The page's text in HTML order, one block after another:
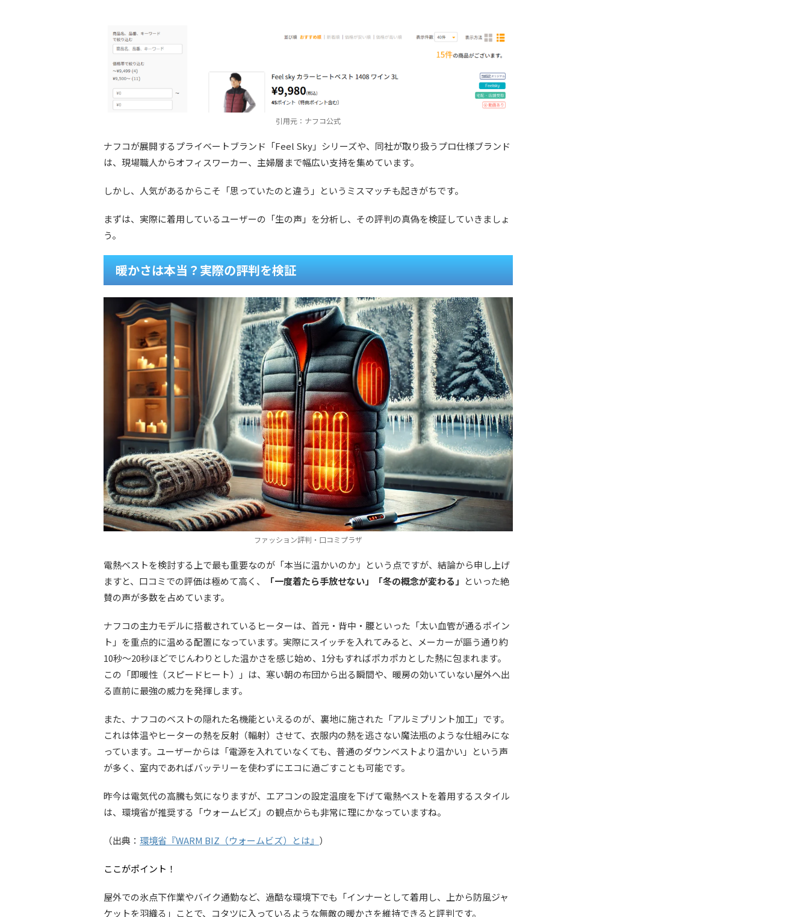
引用元：ナフコ公式
ナフコが展開するプライベートブランド「Feel Sky」シリーズや、同社が取り扱うプロ仕様ブランド
は、現場職人からオフィスワーカー、主婦層まで幅広い支持を集めています。
しかし、人気があるからこそ「思っていたのと違う」というミスマッチも起きがちです。
まずは、実際に着用しているユーザーの「生の声」を分析し、その評判の真偽を検証していきましょ
う。
暖かさは本当？実際の評判を検証
ファッション評判・口コミプラザ
電熱ベストを検討する上で最も重要なのが「本当に温かいのか」という点ですが、結論から申し上げ
ますと、口コミでの評価は極めて高く、
「一度着たら手放せない」「冬の概念が変わる」 といった絶
賛の声が多数を占めています。
ナフコの主力モデルに搭載されているヒーターは、首元・背中・腰といった「太い血管が通るポイン
ト」を重点的に温める配置になっています。実際にスイッチを入れてみると、メーカーが謳う通り約
10秒〜20秒ほどでじんわりとした温かさを感じ始め、1分もすればポカポカとした熱に包まれます。
この「即暖性（スピードヒート）」は、寒い朝の布団から出る瞬間や、暖房の効いていない屋外へ出
る直前に最強の威力を発揮します。
また、ナフコのベストの隠れた名機能といえるのが、裏地に施された「アルミプリント加工」です。
これは体温やヒーターの熱を反射（輻射）させて、衣服内の熱を逃さない魔法瓶のような仕組みにな
っています。ユーザーからは「電源を入れていなくても、普通のダウンベストより温かい」という声
が多く、室内であればバッテリーを使わずにエコに過ごすことも可能です。
昨今は電気代の高騰も気になりますが、エアコンの設定温度を下げて電熱ベストを着用するスタイル
は、環境省が推奨する「ウォームビズ」の観点からも非常に理にかなっていますね。
（出典： 環境省『WARM BIZ（ウォームビズ）とは』 ）
ここがポイント！
屋外での氷点下作業やバイク通勤など、過酷な環境下でも「インナーとして着用し、上から防風ジャ
ケットを羽織る」ことで、コタツに入っているような無敵の暖かさを維持できると評判です。